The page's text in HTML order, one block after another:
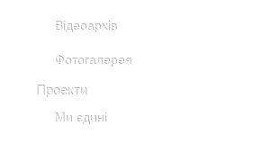
Відеоархів
Фотогалерея
Проекти
Ми єдині